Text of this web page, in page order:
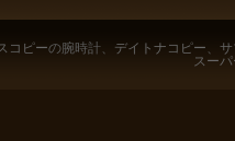
コピーの腕時計、 デイトナコピー、
スー